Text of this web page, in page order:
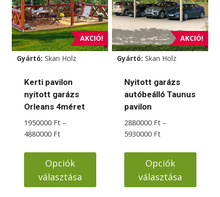
van.
A
változatok
a
termékoldalon
választhatók
ki
van.
változatok
a
termékoldalon
választhatók
ki
AKCIÓ!
Gyártó: Skan Holz
Kerti pavilon
nyitott garázs
Orleans 4méret
1950000 Ft –
4880000 FtÁrtartomány:
-
4880000 Ft
Opciók
választása
AKCIÓ!
Gyártó: Skan Holz
Nyitott garázs
autóbeálló Taunus
pavilon
2880000 Ft –
5930000 FtÁrtartomány:
-
5930000 Ft
Opciók
választása